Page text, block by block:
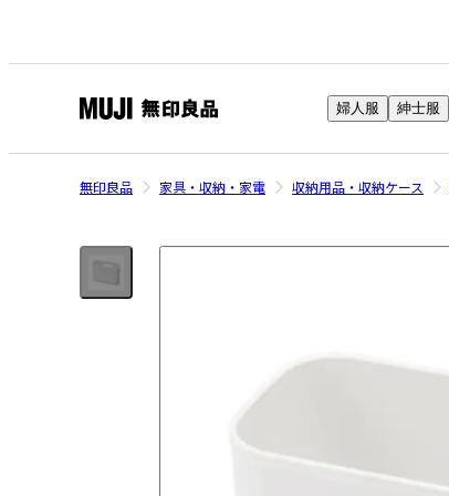
印
良
ネ
ト
婦人服 紳士服
無印良品 家具・収納・家電 収納用品・収納ケース